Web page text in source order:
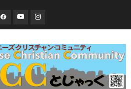
FacebookYouTubeInstagram